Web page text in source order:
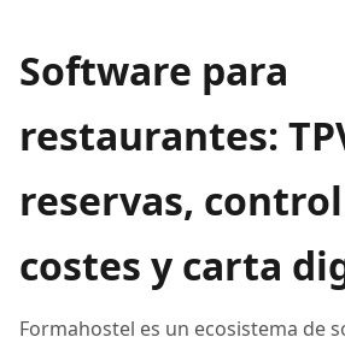
Software para
restaurantes:
reservas,
costes y carta
Formahostel es un ecosistema de